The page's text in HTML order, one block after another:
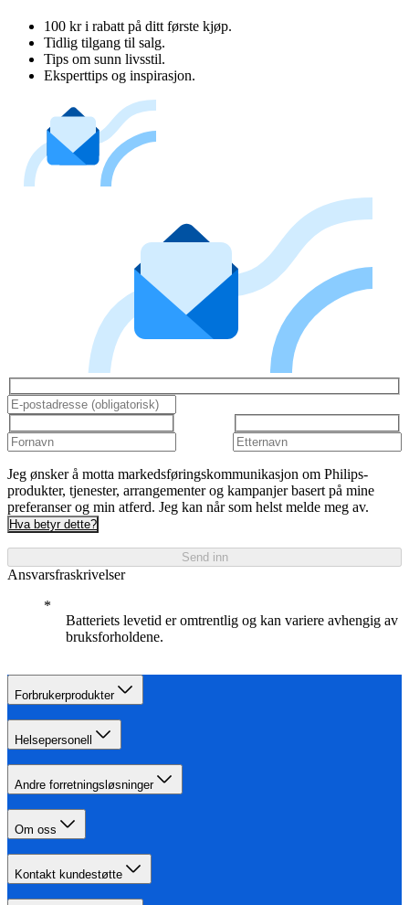
100 kr i rabatt på ditt første kjøp.
Tidlig tilgang til salg.
Tips om sunn livsstil.
Eksperttips og inspirasjon.
Jeg ønsker å motta markedsføringskommunikasjon om Philips-
produkter, tjenester, arrangementer og kampanjer basert på mine
preferanser og min atferd. Jeg kan når som helst melde meg av.
Hva betyr dette?
Send inn
Ansvarsfraskrivelser
Batteriets levetid er omtrentlig og kan variere avhengig av
bruksforholdene.
Forbrukerprodukter
Helsepersonell
Andre forretningsløsninger
Om oss
Kontakt kundestøtte